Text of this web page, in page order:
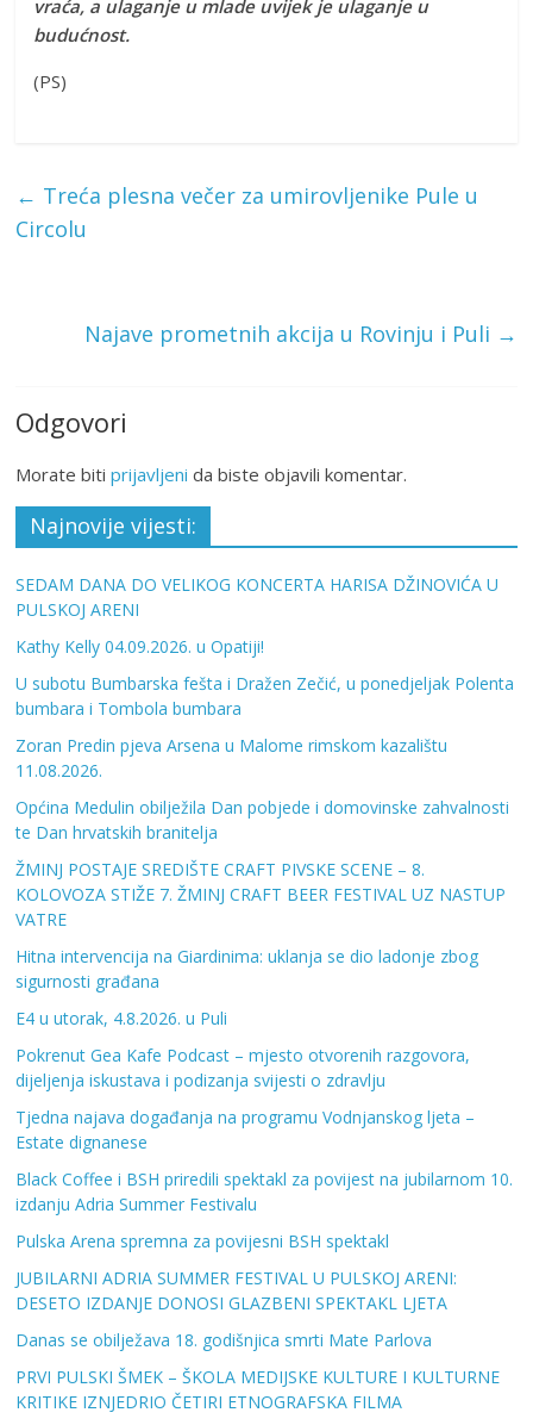
vraća, a ulaganje u mlade uvijek je ulaganje u
budućnost.
(PS)
← Treća plesna večer za umirovljenike Pule u
Circolu
Najave prometnih akcija u Rovinju i Puli →
Odgovori
Morate bitiprijavljeni da biste objavili komentar.
Najnovije vijesti:
SEDAM DANA DO VELIKOG KONCERTA HARISA DŽINOVIĆA U
PULSKOJ ARENI
Kathy Kelly 04.09.2026. u Opatiji!
U subotu Bumbarska fešta i Dražen Zečić, u ponedjeljak Polenta
bumbara i Tombola bumbara
Zoran Predin pjeva Arsena u Malome rimskom kazalištu
11.08.2026.
Općina Medulin obilježila Dan pobjede i domovinske zahvalnosti
te Dan hrvatskih branitelja
ŽMINJ POSTAJE SREDIŠTE CRAFT PIVSKE SCENE – 8.
KOLOVOZA STIŽE 7. ŽMINJ CRAFT BEER FESTIVAL UZ NASTUP
VATRE
Hitna intervencija na Giardinima: uklanja se dio ladonje zbog
sigurnosti građana
E4 u utorak, 4.8.2026. u Puli
Pokrenut Gea Kafe Podcast – mjesto otvorenih razgovora,
dijeljenja iskustava i podizanja svijesti o zdravlju
Tjedna najava događanja na programu Vodnjanskog ljeta –
Estate dignanese
Black Coffee i BSH priredili spektakl za povijest na jubilarnom 10.
izdanju Adria Summer Festivalu
Pulska Arena spremna za povijesni BSH spektakl
JUBILARNI ADRIA SUMMER FESTIVAL U PULSKOJ ARENI:
DESETO IZDANJE DONOSI GLAZBENI SPEKTAKL LJETA
Danas se obilježava 18. godišnjica smrti Mate Parlova
PRVI PULSKI ŠMEK – ŠKOLA MEDIJSKE KULTURE I KULTURNE
KRITIKE IZNJEDRIO ČETIRI ETNOGRAFSKA FILMA